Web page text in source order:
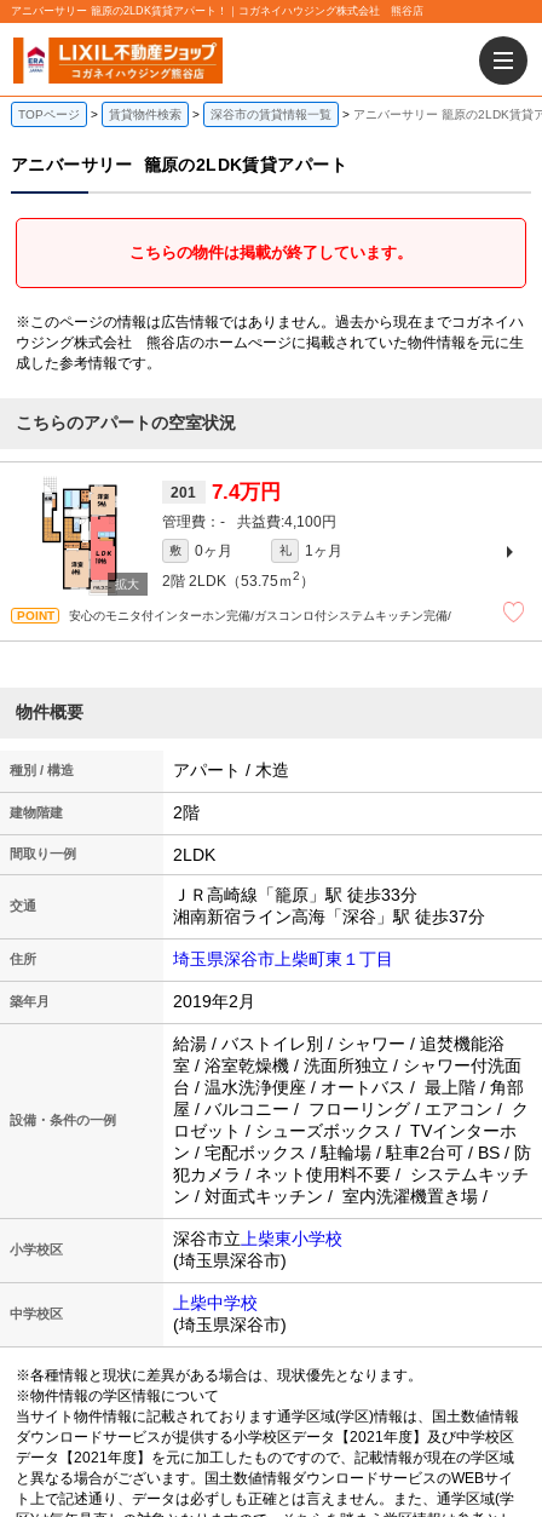
アニバーサリー 籠原の2LDK賃貸アパート！｜コガネイハウジング株式会社 熊谷店
TOPページ 賃貸物件検索 深谷市の賃貸情報一覧 アニバーサリー 籠原の2LDK賃貸
アニバーサリー 籠原の2LDK賃貸アパート
こちらの物件は掲載が終了しています。
※このページの情報は広告情報ではありません。過去から現在までコガネイハ
ウジング株式会社 熊谷店のホームぺージに掲載されていた物件情報を元に生
成した参考情報です。
こちらのアパートの空室状況
201 7.4万円
- 4,100円
敷 0ヶ月 礼
1ヶ月
2階 2LDK（53.75ｍ2 ）
安心のモニタ付インターホン完備/ガスコンロ付システムキッチン完備/
物件概要
種別 / 構造 アパート / 木造
建物階建 2階
間取り一例 2LDK
交通
ＪＲ高崎線「籠原」駅 徒歩33分
湘南新宿ライン高海「深谷」駅 徒歩37分
住所 埼玉県深谷市上柴町東１丁目
築年月 2019年2月
設備・条件の一例
給湯 / バストイレ別 / シャワー / 追焚機能浴
室 / 浴室乾燥機 / 洗面所独立 / シャワー付洗面
台 / 温水洗浄便座 / オートバス / 最上階 / 角部
屋 / バルコニー / フローリング / エアコン / ク
ロゼット / シューズボックス / TVインターホ
ン / 宅配ボックス / 駐輪場 / 駐車2台可 / BS / 防
犯カメラ / ネット使用料不要 / システムキッチ
ン / 対面式キッチン / 室内洗濯機置き場 /
小学校区
深谷市立 上柴東小学校
(埼玉県深谷市)
中学校区
上柴中学校
(埼玉県深谷市)
※各種情報と現状に差異がある場合は、現状優先となります。
※物件情報の学区情報について
当サイト物件情報に記載されております通学区域(学区)情報は、国土数値情報
ダウンロードサービスが提供する小学校区データ【2021年度】及び中学校区
データ【2021年度】を元に加工したものですので、記載情報が現在の学区域
と異なる場合がございます。国土数値情報ダウンロードサービスのWEBサイ
ト上で記述通り、データは必ずしも正確とは言えません。また、通学区域(学